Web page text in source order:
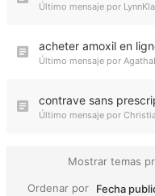
Último mensaje por
acheter amoxil en
Último mensaje por
contrave sans
Último mensaje por
Mostrar temas
Ordenar por
Fecha